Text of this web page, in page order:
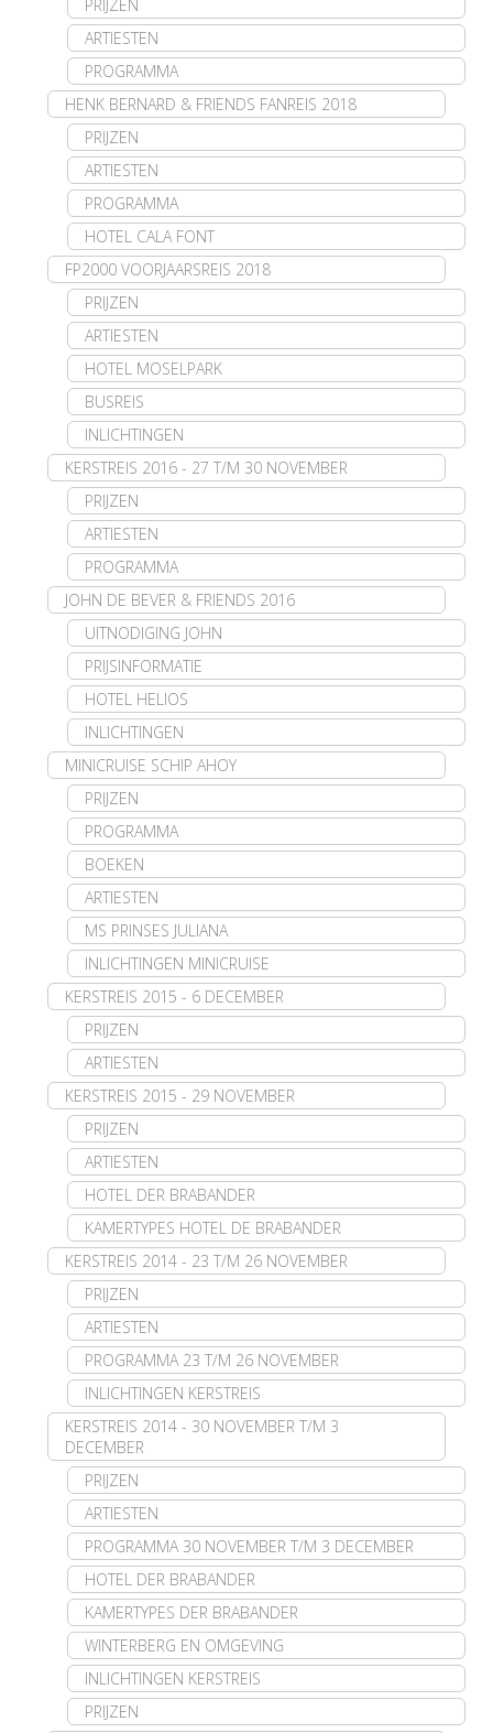
PRIJZEN
ARTIESTEN
PROGRAMMA
HENK BERNARD & FRIENDS FANREIS 2018
PRIJZEN
ARTIESTEN
PROGRAMMA
HOTEL CALA FONT
FP2000 VOORJAARSREIS 2018
PRIJZEN
ARTIESTEN
HOTEL MOSELPARK
BUSREIS
INLICHTINGEN
KERSTREIS 2016 - 27 T/M 30 NOVEMBER
PRIJZEN
ARTIESTEN
PROGRAMMA
JOHN DE BEVER & FRIENDS 2016
UITNODIGING JOHN
PRIJSINFORMATIE
HOTEL HELIOS
INLICHTINGEN
MINICRUISE SCHIP AHOY
PRIJZEN
PROGRAMMA
BOEKEN
ARTIESTEN
MS PRINSES JULIANA
INLICHTINGEN MINICRUISE
KERSTREIS 2015 - 6 DECEMBER
PRIJZEN
ARTIESTEN
KERSTREIS 2015 - 29 NOVEMBER
PRIJZEN
ARTIESTEN
HOTEL DER BRABANDER
KAMERTYPES HOTEL DE BRABANDER
KERSTREIS 2014 - 23 T/M 26 NOVEMBER
PRIJZEN
ARTIESTEN
PROGRAMMA 23 T/M 26 NOVEMBER
INLICHTINGEN KERSTREIS
KERSTREIS 2014 - 30 NOVEMBER T/M 3
DECEMBER
PRIJZEN
ARTIESTEN
PROGRAMMA 30 NOVEMBER T/M 3 DECEMBER
HOTEL DER BRABANDER
KAMERTYPES DER BRABANDER
WINTERBERG EN OMGEVING
INLICHTINGEN KERSTREIS
PRIJZEN